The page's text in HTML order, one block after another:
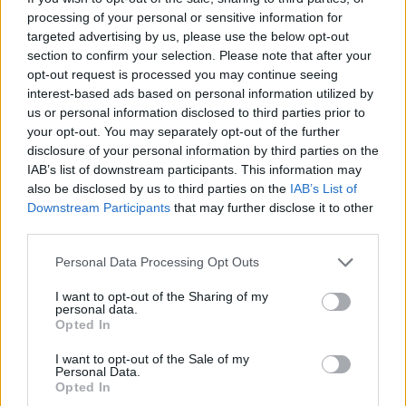
processing of your personal or sensitive information for
targeted advertising by us, please use the below opt-out
section to confirm your selection. Please note that after your
opt-out request is processed you may continue seeing
interest-based ads based on personal information utilized by
us or personal information disclosed to third parties prior to
your opt-out. You may separately opt-out of the further
disclosure of your personal information by third parties on the
IAB’s list of downstream participants. This information may
also be disclosed by us to third parties on the IAB’s List of
Downstream Participants that may further disclose it to other
Personal Data Processing Opt Outs
I want to opt-out of the Sharing of my
personal data.
Opted In
I want to opt-out of the Sale of my
Personal Data.
Opted In
пак ли бакии. оправетеги......
Последно редактирано от модератора:16.11.23
16.11.23
danka5656 харесва това.
dobrinka1953
Младши експерт
.TAINNA.
Жива легенда
dobrinka1953 каза:↑